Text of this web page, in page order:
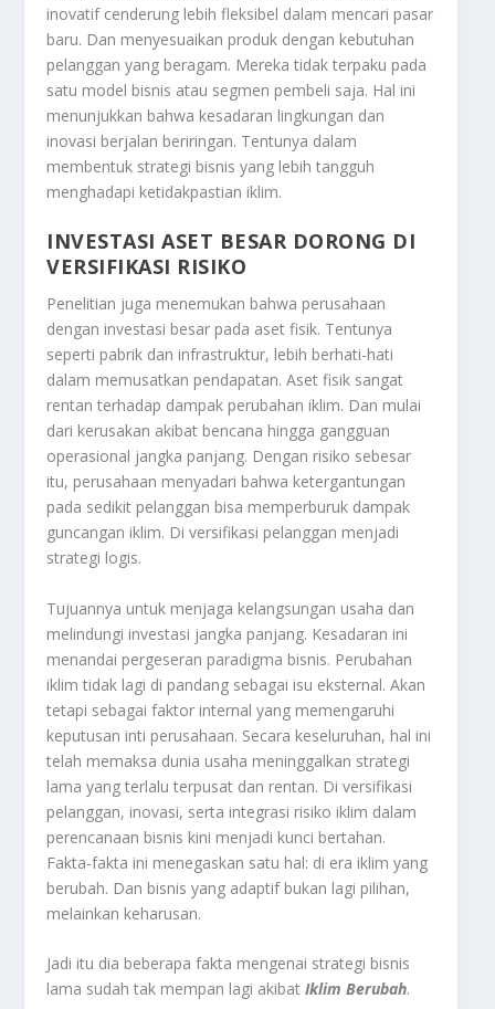
inovatif cenderung lebih fleksibel dalam mencari pasar
baru. Dan menyesuaikan produk dengan kebutuhan
pelanggan yang beragam. Mereka tidak terpaku pada
satu model bisnis atau segmen pembeli saja. Hal ini
menunjukkan bahwa kesadaran lingkungan dan
inovasi berjalan beriringan. Tentunya dalam
membentuk strategi bisnis yang lebih tangguh
menghadapi ketidakpastian iklim.
INVESTASI ASET BESAR DORONG DI
VERSIFIKASI RISIKO
Penelitian juga menemukan bahwa perusahaan
dengan investasi besar pada aset fisik. Tentunya
seperti pabrik dan infrastruktur, lebih berhati-hati
dalam memusatkan pendapatan. Aset fisik sangat
rentan terhadap dampak perubahan iklim. Dan mulai
dari kerusakan akibat bencana hingga gangguan
operasional jangka panjang. Dengan risiko sebesar
itu, perusahaan menyadari bahwa ketergantungan
pada sedikit pelanggan bisa memperburuk dampak
guncangan iklim. Di versifikasi pelanggan menjadi
strategi logis.
Tujuannya untuk menjaga kelangsungan usaha dan
melindungi investasi jangka panjang. Kesadaran ini
menandai pergeseran paradigma bisnis. Perubahan
iklim tidak lagi di pandang sebagai isu eksternal. Akan
tetapi sebagai faktor internal yang memengaruhi
keputusan inti perusahaan. Secara keseluruhan, hal ini
telah memaksa dunia usaha meninggalkan strategi
lama yang terlalu terpusat dan rentan. Di versifikasi
pelanggan, inovasi, serta integrasi risiko iklim dalam
perencanaan bisnis kini menjadi kunci bertahan.
Fakta-fakta ini menegaskan satu hal: di era iklim yang
berubah. Dan bisnis yang adaptif bukan lagi pilihan,
melainkan keharusan.
Jadi itu dia beberapa fakta mengenai strategi bisnis
lama sudah tak mempan lagi akibatIklim Berubah.